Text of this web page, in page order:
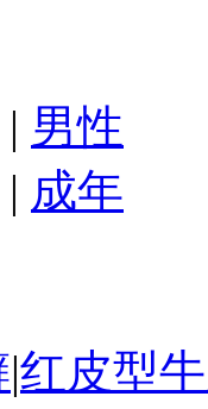
| 男性
| 成年
|红皮型